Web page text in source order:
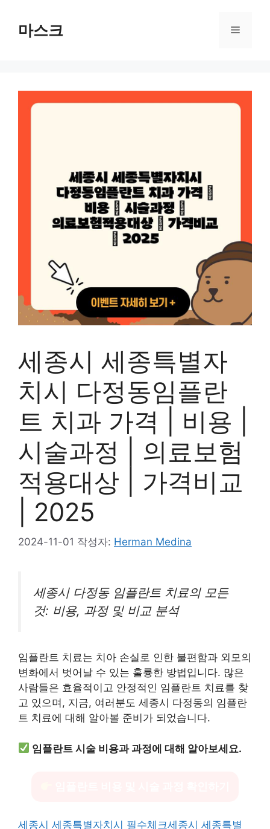
마스크 메
세종시 세종특별자
치시 다정동임플란
트 치과 가격 | 비용 |
시술과정 | 의료보험
적용대상 | 가격비교
| 2025
2024-11-01 작성자: Herman Medina
세종시 다정동 임플란트 치료의 모든
것: 비용, 과정 및 비교 분석
임플란트 치료는 치아 손실로 인한 불편함과 외모의
변화에서 벗어날 수 있는 훌륭한 방법입니다. 많은
사람들은 효율적이고 안정적인 임플란트 치료를 찾
고 있으며, 지금, 여러분도 세종시 다정동의 임플란
트 치료에 대해 알아볼 준비가 되었습니다.
임플란트 시술 비용과 과정에 대해 알아보세요.
세종시 세종특별자치시 필수체크세종시 세종특별